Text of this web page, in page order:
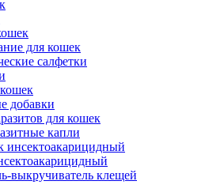
для кошек
салфетки
добавки
для кошек
капли
выкручиватель клещей